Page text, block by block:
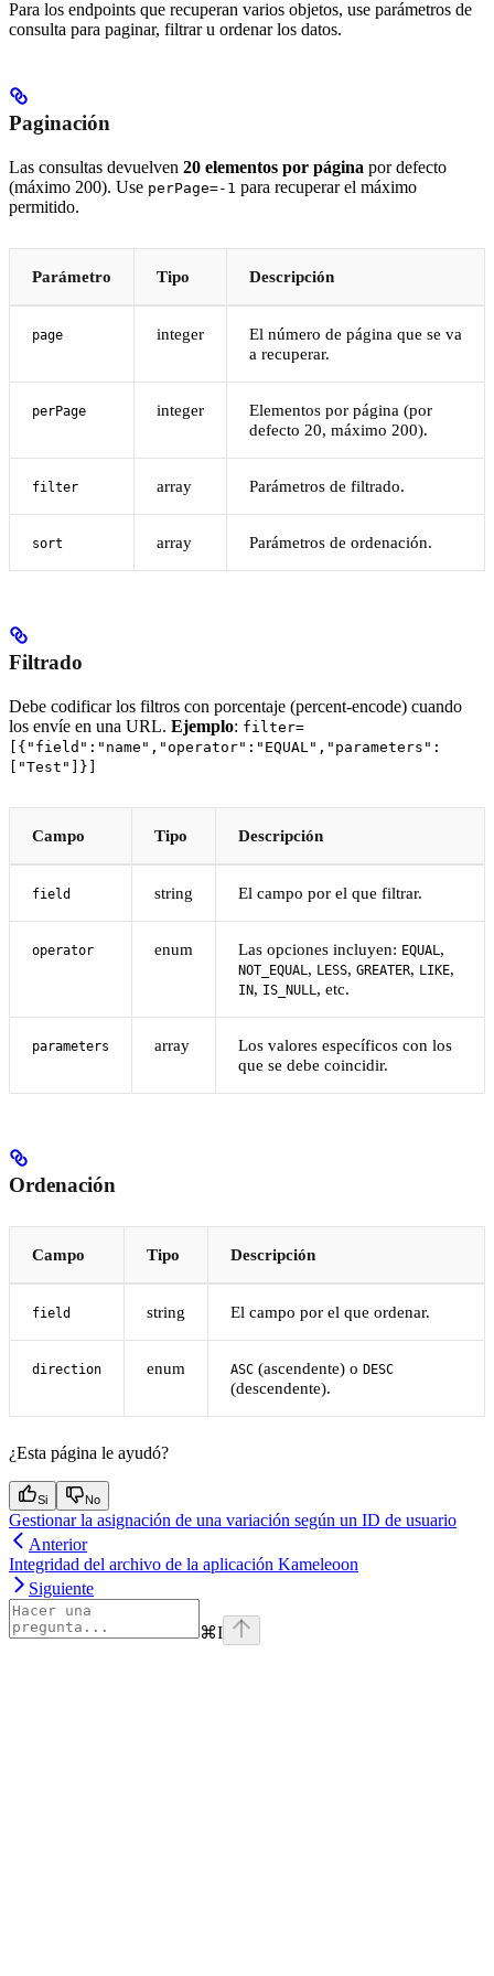
Para los endpoints que recuperan varios objetos, use parámetros de
consulta para paginar, filtrar u ordenar los datos.
Paginación
Las consultas devuelven 20 elementos por página por defecto
(máximo 200). Use perPage=-1 para recuperar el máximo
permitido.
Parámetro Tipo Descripción
page integer
El número de página que se va
a recuperar.
perPage integer
Elementos por página (por
defecto 20, máximo 200).
filter array Parámetros de filtrado.
sort array Parámetros de ordenación.
Filtrado
Debe codificar los filtros con porcentaje (percent-encode) cuando
los envíe en una URL. Ejemplo: filter=
[{"field":"name","operator":"EQUAL","parameters":
["Test"]}]
Campo Tipo Descripción
field string El campo por el que filtrar.
operator enum Las opciones incluyen: EQUAL,
NOT_EQUAL, LESS, GREATER, LIKE,
IN, IS_NULL, etc.
parameters array
Los valores específicos con los
que se debe coincidir.
Ordenación
Campo Tipo Descripción
field string El campo por el que ordenar.
direction enum ASC (ascendente) o DESC
(descendente).
¿Esta página le ayudó?
Si No
Gestionar la asignación de una variación según un ID de usuario
Anterior
Integridad del archivo de la aplicación Kameleoon
Siguiente
⌘I